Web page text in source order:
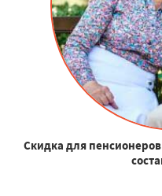
Скидка для